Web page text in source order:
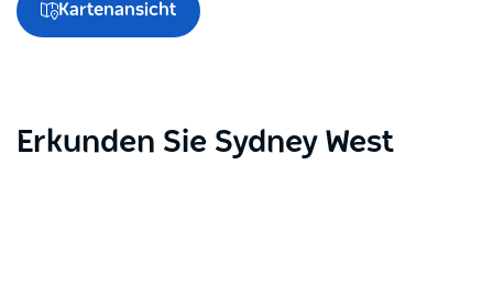
Kartenansicht
Erkunden Sie Sydney West